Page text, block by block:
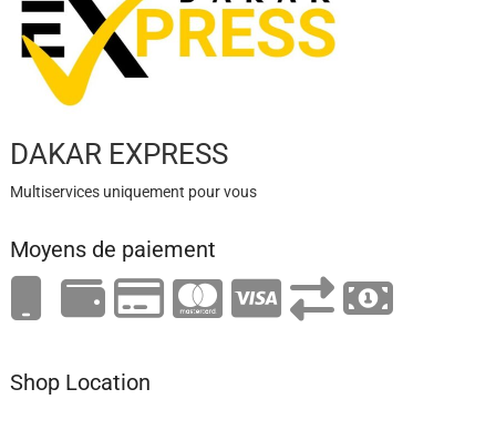
DAKAR EXPRESS
Multiservices uniquement pour vous
Moyens de paiement
Shop Location